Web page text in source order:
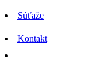
Súťaže
Kontakt